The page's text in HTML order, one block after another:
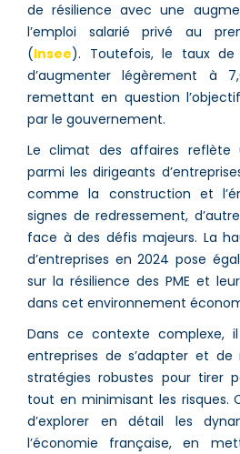
de résilience avec une
l’emploi salarié privé au
(Insee)​. Toutefois, le taux
d’augmenter légèrement à
remettant en question
par le gouvernement​​.
Le climat des affaires reflète
parmi les dirigeants
comme la construction et
signes de redressement,
face à des défis majeurs​​. La
d’entreprises en 2024 pose
sur la résilience des PME et
dans cet environnement
Dans ce contexte complexe,
entreprises de s’adapter et
stratégies robustes pour tirer
tout en minimisant les risques.
d’explorer en détail les
l’économie française, en